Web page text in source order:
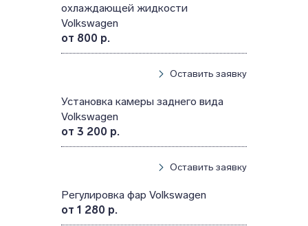
охлаждающей жидкости
Volkswagen
от 800 р.
Оставить заявку
Установка камеры заднего вида
Volkswagen
от 3 200 р.
Оставить заявку
Регулировка фар Volkswagen
от 1 280 р.